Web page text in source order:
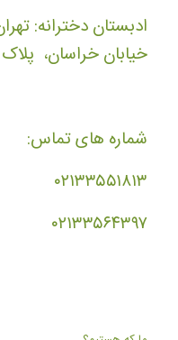
ادبستان دخترانه:
خیابان خراسان، پلاک ۱۱.
شماره های تماس:
۰۲۱۳۳۵۵۱۸۱۳
۰۲۱۳۳۵۶۴۳۹۷